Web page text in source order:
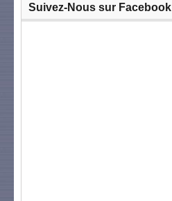
Suivez-Nous sur Facebook